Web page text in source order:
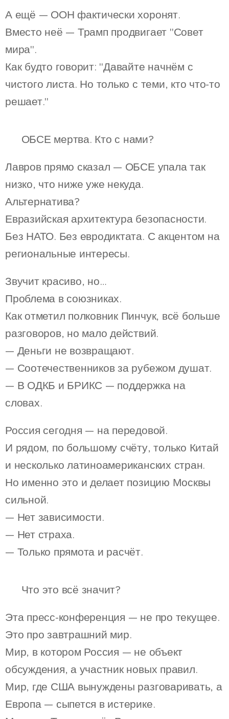
А ещё — ООН фактически хоронят.
Вместо неё — Трамп продвигает "Совет
мира".
Как будто говорит: "Давайте начнём с
чистого листа. Но только с теми, кто что-то
решает."
🧊 ОБСЕ мертва. Кто с нами?
Лавров прямо сказал — ОБСЕ упала так
низко, что ниже уже некуда.
Альтернатива?
Евразийская архитектура безопасности.
Без НАТО. Без евродиктата. С акцентом на
региональные интересы.
Звучит красиво, но…
Проблема в союзниках.
Как отметил полковник Пинчук, всё больше
разговоров, но мало действий.
— Деньги не возвращают.
— Соотечественников за рубежом душат.
— В ОДКБ и БРИКС — поддержка на
словах.
Россия сегодня — на передовой.
И рядом, по большому счёту, только Китай
и несколько латиноамериканских стран.
Но именно это и делает позицию Москвы
сильной.
— Нет зависимости.
— Нет страха.
— Только прямота и расчёт.
🧠 Что это всё значит?
Эта пресс-конференция — не про текущее.
Это про завтрашний мир.
Мир, в котором Россия — не объект
обсуждения, а участник новых правил.
Мир, где США вынуждены разговаривать, а
Европа — сыпется в истерике.